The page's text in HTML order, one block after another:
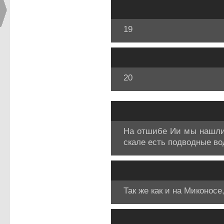
19
20
На отшибе Ии мы нашли
скале есть подводные
Так же как и на